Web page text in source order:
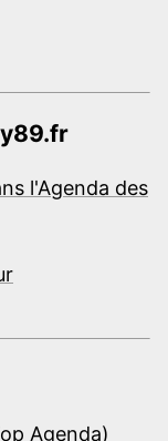
l'Agenda des
Agenda)